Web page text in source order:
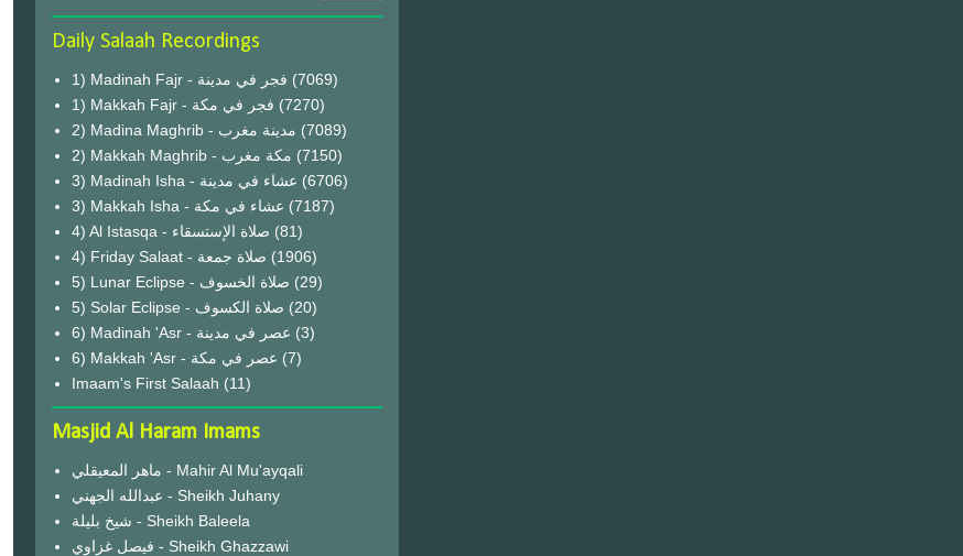
Daily Salaah Recordings
1) Madinah Fajr - فجر في مدينة (7069)
1) Makkah Fajr - فجر في مكة (7270)
2) Madina Maghrib - مدينة مغرب (7089)
2) Makkah Maghrib - مكة مغرب (7150)
3) Madinah Isha - عشاء في مدينة (6706)
3) Makkah Isha - عشاء في مكة (7187)
4) Al Istasqa - صلاة الإستسقاء (81)
4) Friday Salaat - صلاة جمعة (1906)
5) Lunar Eclipse - صلاة الخسوف (29)
(20)
6) Madinah 'Asr - عصر في مدينة (3)
6) Makkah 'Asr - عصر في مكة (7)
Imaam's First Salaah (11)
Masjid Al Haram Imams
ماهر المعيقلي - Mahir Al Mu'ayqali
عبدالله الجهني - Sheikh Juhany
شيخ بليلة - Sheikh Baleela
فيصل غزاوي - Sheikh Ghazzawi